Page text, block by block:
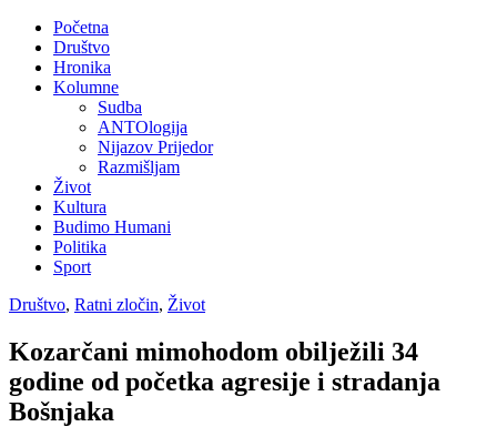
Početna
Društvo
Hronika
Kolumne
Sudba
ANTOlogija
Nijazov Prijedor
Razmišljam
Život
Kultura
Budimo Humani
Politika
Sport
Društvo, Ratni zločin, Život
Kozarčani mimohodom obilježili 34
godine od početka agresije i stradanja
Bošnjaka